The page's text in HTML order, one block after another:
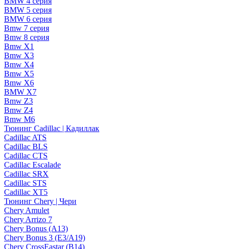
BMW 5 серия
BMW 6 серия
Bmw 7 серия
Bmw 8 серия
Bmw X1
Bmw X3
Bmw X4
Bmw X5
Bmw X6
BMW X7
Bmw Z3
Bmw Z4
Bmw М6
Тюнинг Cadillac | Кадиллак
Cadillac ATS
Cadillac BLS
Cadillac CTS
Cadillac Escalade
Cadillac SRX
Cadillac STS
Cadillac XT5
Тюнинг Chery | Чери
Chery Amulet
Chery Arrizo 7
Chery Bonus (A13)
Chery Bonus 3 (E3/A19)
Chery CrossEastar (B14)